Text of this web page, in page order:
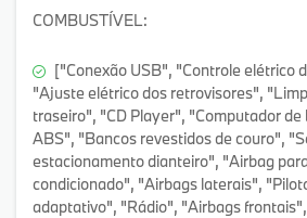
COMBUSTÍVEL:
["Conexão USB", "Controle elétrico
"Ajuste elétrico dos retrovisores",
traseiro", "CD Player", "Computador
ABS", "Bancos revestidos de couro",
estacionamento dianteiro", "Airbag
condicionado", "Airbags laterais",
adaptativo", "Rádio", "Airbags